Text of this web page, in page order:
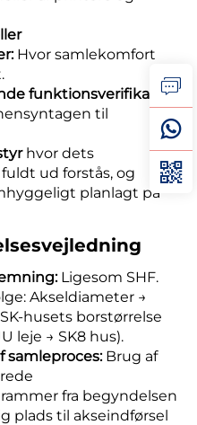
Hvor samlekomfort
funktionsverifikation:
til
hvor dets
ud forstås, og
planlagt på
Ligesom SHF.
Akseldiameter →
husets borstørrelse
leje → SK8 hus).
Brug af
fra begyndelsen
plads til akseindførsel